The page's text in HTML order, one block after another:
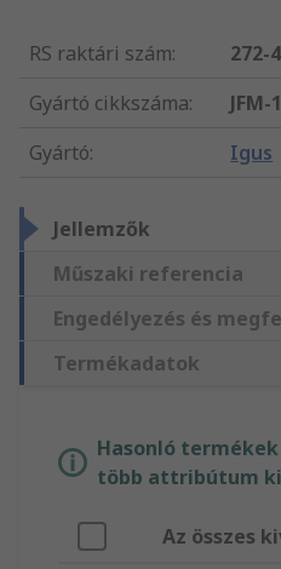
RS raktári szám:
272-
Gyártó cikkszáma:
JFM-
Gyártó: Igus
Jellemzők
Műszaki referencia
Engedélyezés és
Termékadatok
Hasonló
több attribútum
Az összes